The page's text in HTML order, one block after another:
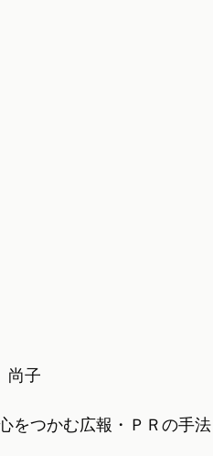
尚子
をつかむ広報・ＰＲの手法